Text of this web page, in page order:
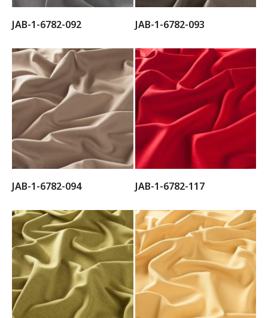
JAB-1-6782-092 JAB-1-6782-093
JAB-1-6782-094 JAB-1-6782-117